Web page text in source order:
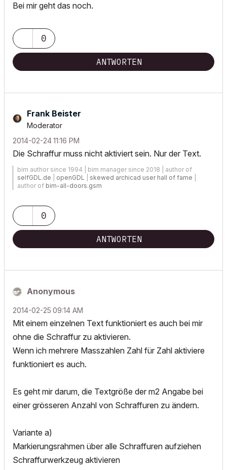
Bei mir geht das noch.
0
ANTWORTEN
Frank Beister
Moderator
‎2014-02-2411:16 PM
Die Schraffur muss nicht aktiviert sein. Nur der Text.
bim author since 1994 | bim manager since 2018 | author of
selfGDL.de
openGDL skewed archicad user hall of fame
author of bim-all-doors.gsm
0
ANTWORTEN
Anonymous
‎2014-02-25 09:14 AM
Mit einem einzelnen Text funktioniert es auch bei mir
ohne die Schraffur zu aktivieren.
Wenn ich mehrere Masszahlen Zahl für Zahl aktiviere
funktioniert es auch.
Es geht mir darum, die Textgröße der m2 Angabe bei
einer grösseren Anzahl von Schraffuren zu ändern.
Variante a)
Markierungsrahmen über alle Schraffuren aufziehen
Schraffurwerkzeug aktivieren